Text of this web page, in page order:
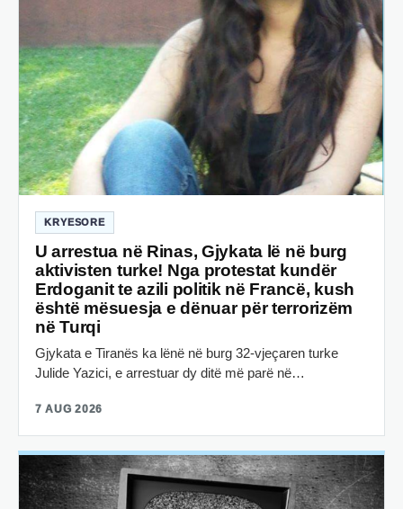
KRYESORE
U arrestua në Rinas, Gjykata lë në burg
aktivisten turke! Nga protestat kundër
Erdoganit te azili politik në Francë, kush
është mësuesja e dënuar për terrorizëm
në Turqi
Gjykata e Tiranës ka lënë në burg 32-vjeçaren turke
Julide Yazici, e arrestuar dy ditë më parë në…
7 AUG 2026